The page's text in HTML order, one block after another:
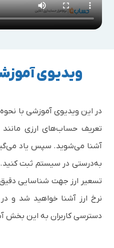
ویدیوی
در این ویدیوی آموزشی با
تعریف حساب‌های ارزی مانند
آشنا می‌شوید. سپس یاد
به‌درستی در سیستم ثبت کنید.
تسعیر ارز جهت شناسایی
نرخ ارز آشنا خواهید شد و
دسترسی کاربران به این بخش